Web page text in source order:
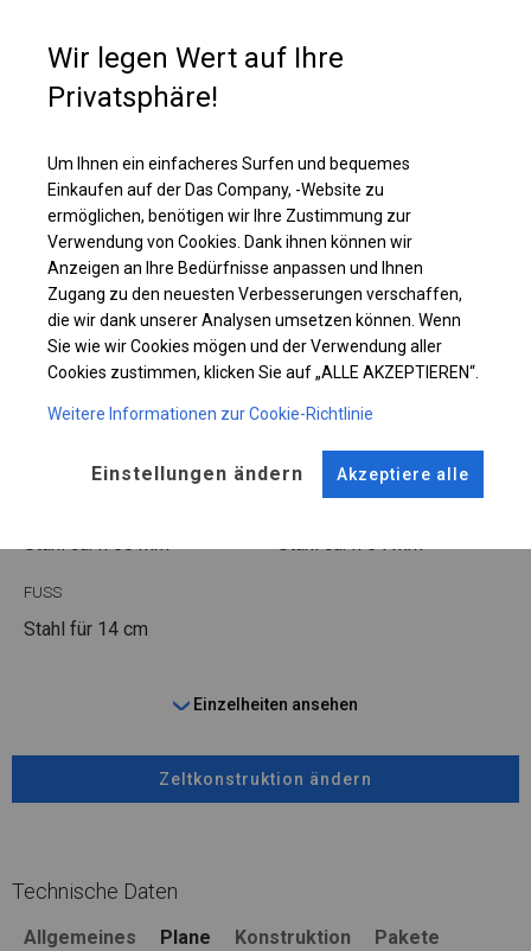
wenn wir häufig Veranstaltungen für unterschiedliche Gästeanzahl
organisieren. Dann können wir einmal ein kleineres Zelt aufstellen oder
mehr Segmente hinzufügen, um mehr Platz zu schaffen.
Einzelheiten ansehen
Plane ändern
KONSTRUKTION
WINTER
Stahl ca.fi 50 mm Stahl ca.fi 54 mm
FUSS
Stahl für 14 cm
Einzelheiten ansehen
Zeltkonstruktion ändern
Technische Daten
Allgemeines Plane Konstruktion Pakete
Wir legen Wert auf Ihre
Privatsphäre!
Um Ihnen ein einfacheres Surfen und bequemes
Einkaufen auf der Das Company, -Website zu
ermöglichen, benötigen wir Ihre Zustimmung zur
Verwendung von Cookies. Dank ihnen können wir
Anzeigen an Ihre Bedürfnisse anpassen und Ihnen
Zugang zu den neuesten Verbesserungen verschaffen,
die wir dank unserer Analysen umsetzen können. Wenn
Sie wie wir Cookies mögen und der Verwendung aller
Cookies zustimmen, klicken Sie auf „ALLE AKZEPTIEREN“.
Weitere Informationen zur Cookie-Richtlinie
Einstellungen ändern Akzeptiere alle